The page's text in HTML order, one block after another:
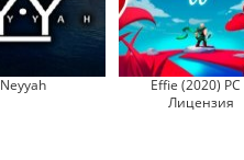
Neyyah
Effie (2020)
Лицензия